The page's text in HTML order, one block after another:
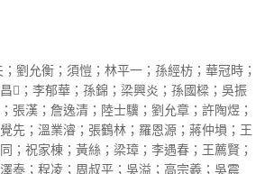
劉允衡；須愷；林平一；孫經枋；華冠時；
𥟏；李郁華；孫錦；梁興炎；孫國樑；吳振
張漢；詹逸清；陸士驥；劉允章；許陶煜；
先；溫業濬；張鶴林；羅恩源；蔣仲塤；王
；祝家棟；黃絲；梁璋；李遇春；王薦賢；
泰；程凌；周叔平；吳溢；高宗羲；吳震